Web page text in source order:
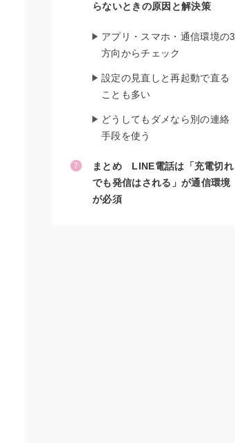
らないときの原因と解決策
アプリ・スマホ・通信環境の3
方向からチェック
設定の見直しと再起動で直る
ことも多い
どうしてもダメなら別の連絡
手段を使う
まとめ LINE電話は「充電切れ
でも発信はされる」が通信環境
が必須